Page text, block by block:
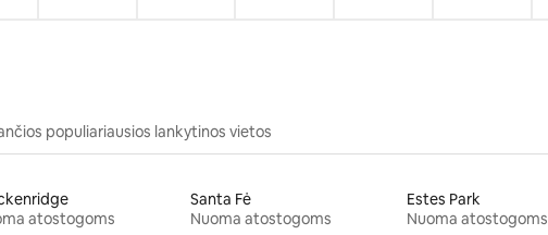
populiariausios lankytinos vietos
atostogoms
Santa Fė
Nuoma atostogoms
Estes Park
Nuoma atostogoms